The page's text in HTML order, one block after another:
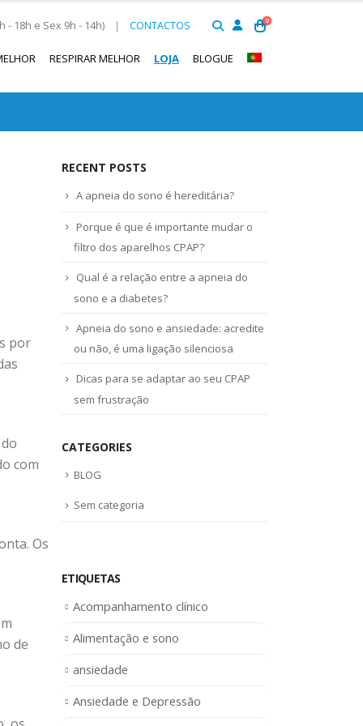
- 18h e Sex 9h - 14h) | CONTACTOS 0
RESPIRAR MELHOR LOJA BLOGUE
por
com
Os
de
RECENT POSTS
A apneia do sono é hereditária?
Porque é que é importante mudar o
filtro dos aparelhos CPAP?
Qual é a relação entre a apneia do
sono e a diabetes?
Apneia do sono e ansiedade: acredite
ou não, é uma ligação silenciosa
Dicas para se adaptar ao seu CPAP
sem frustração
CATEGORIES
BLOG
Sem categoria
ETIQUETAS
Acompanhamento clínico
Alimentação e sono
ansiedade
Ansiedade e Depressão